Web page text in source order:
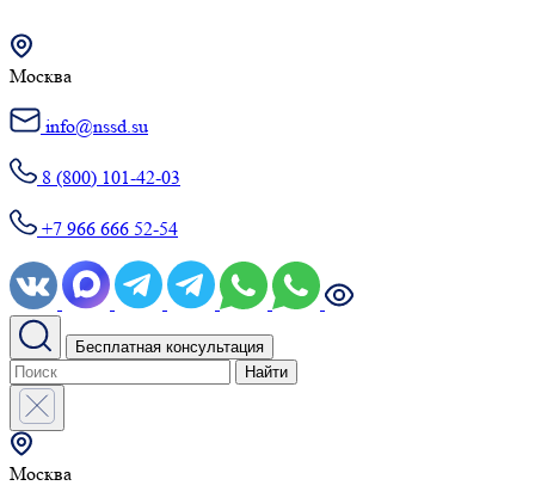
Москва
info@nssd.su
8 (800) 101-42-03
+7 966 666 52-54
Бесплатная консультация
Найти
Москва